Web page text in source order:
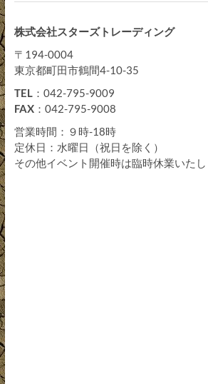
株式会社スターズトレーディング
〒194-0004
東京都町田市鶴間4-10-35
TEL：042-795-9009
FAX：042-795-9008
営業時間：９時-18時
定休日：水曜日（祝日を除く）
その他イベント開催時は臨時休業いた